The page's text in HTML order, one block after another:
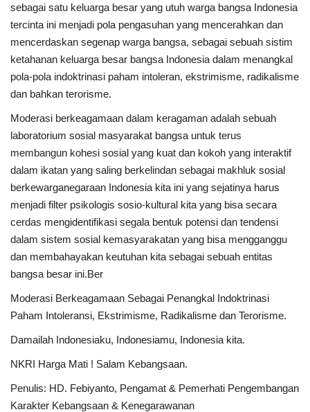
sebagai satu keluarga besar yang utuh warga bangsa Indonesia
tercinta ini menjadi pola pengasuhan yang mencerahkan dan
mencerdaskan segenap warga bangsa, sebagai sebuah sistim
ketahanan keluarga besar bangsa Indonesia dalam menangkal
pola-pola indoktrinasi paham intoleran, ekstrimisme, radikalisme
dan bahkan terorisme.
Moderasi berkeagamaan dalam keragaman adalah sebuah
laboratorium sosial masyarakat bangsa untuk terus
membangun kohesi sosial yang kuat dan kokoh yang interaktif
dalam ikatan yang saling berkelindan sebagai makhluk sosial
berkewarganegaraan Indonesia kita ini yang sejatinya harus
menjadi filter psikologis sosio-kultural kita yang bisa secara
cerdas mengidentifikasi segala bentuk potensi dan tendensi
dalam sistem sosial kemasyarakatan yang bisa mengganggu
dan membahayakan keutuhan kita sebagai sebuah entitas
bangsa besar ini.Ber
Moderasi Berkeagamaan Sebagai Penangkal Indoktrinasi
Paham Intoleransi, Ekstrimisme, Radikalisme dan Terorisme.
Damailah Indonesiaku, Indonesiamu, Indonesia kita.
NKRI Harga Mati ! Salam Kebangsaan.
Penulis: HD. Febiyanto, Pengamat & Pemerhati Pengembangan
Karakter Kebangsaan & Kenegarawanan